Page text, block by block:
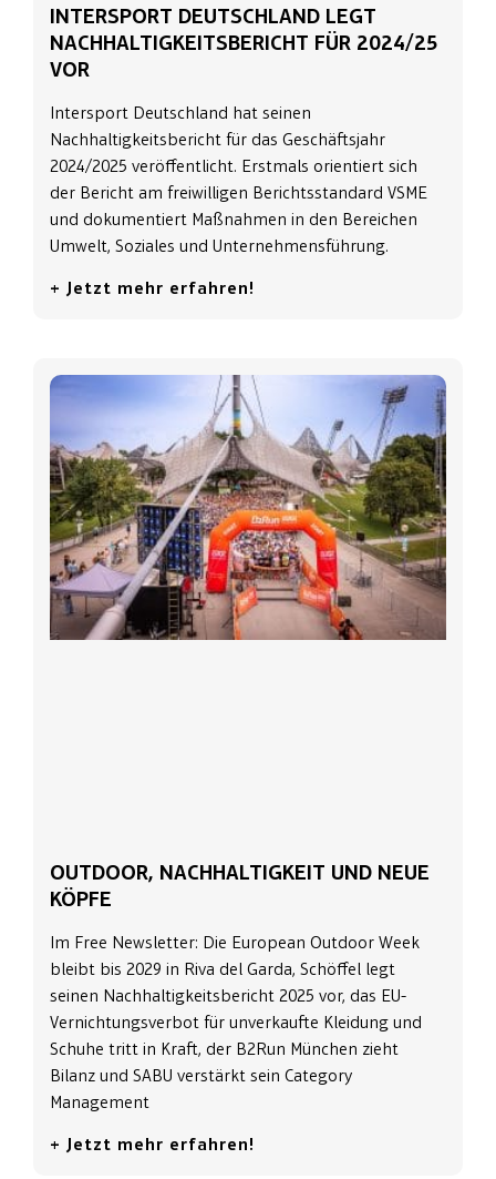
INTERSPORT DEUTSCHLAND LEGT
NACHHALTIGKEITSBERICHT FÜR 2024/25
VOR
Intersport Deutschland hat seinen
Nachhaltigkeitsbericht für das Geschäftsjahr
2024/2025 veröffentlicht. Erstmals orientiert sich
der Bericht am freiwilligen Berichtsstandard VSME
und dokumentiert Maßnahmen in den Bereichen
Umwelt, Soziales und Unternehmensführung.
+ Jetzt mehr erfahren!
OUTDOOR, NACHHALTIGKEIT UND NEUE
KÖPFE
Im Free Newsletter: Die European Outdoor Week
bleibt bis 2029 in Riva del Garda, Schöffel legt
seinen Nachhaltigkeitsbericht 2025 vor, das EU-
Vernichtungsverbot für unverkaufte Kleidung und
Schuhe tritt in Kraft, der B2Run München zieht
Bilanz und SABU verstärkt sein Category
Management
+ Jetzt mehr erfahren!